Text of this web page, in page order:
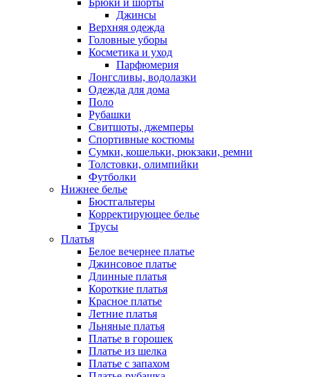
Брюки и шорты
Джинсы
Верхняя одежда
Головные уборы
Косметика и уход
Парфюмерия
Лонгсливы, водолазки
Одежда для дома
Поло
Рубашки
Свитшоты, джемперы
Спортивные костюмы
Сумки, кошельки, рюкзаки, ремни
Толстовки, олимпийки
Футболки
Нижнее белье
Бюстгальтеры
Корректирующее белье
Трусы
Платья
Белое вечернее платье
Джинсовое платье
Длинные платья
Короткие платья
Красное платье
Летние платья
Льняные платья
Платье в горошек
Платье из шелка
Платье с запахом